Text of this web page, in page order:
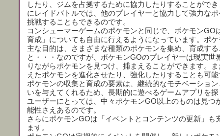
したり、ジムを占拠するために協力したりすることがで
にレイドバトルでは、他のプレイヤーと協力して強力な
挑戦することもできるのです。
コンシューマーゲームのポケモンと同じで、ポケモンGO
育成」についても自由に行えるようになっています。ポ
主な目的は、さまざまな種類のポケモンを集め、育成する
と・・・なのですが、ポケモンGOのプレイヤーは現実世
りながらポケモンを見つけ、捕まえることができます。
えたポケモンを進化させたり、強化したりすることも可
ポケモンの収集と育成の要素は、継続的なモチベーショ
いを与えてくれるため、長期的に遊べるゲームアプリを
ユーザーにとっては、中々ポケモンGO以上のものは見つ
能性さえあるのです。
さらにポケモンGOは「イベントとコンテンツの更新」も
ます。